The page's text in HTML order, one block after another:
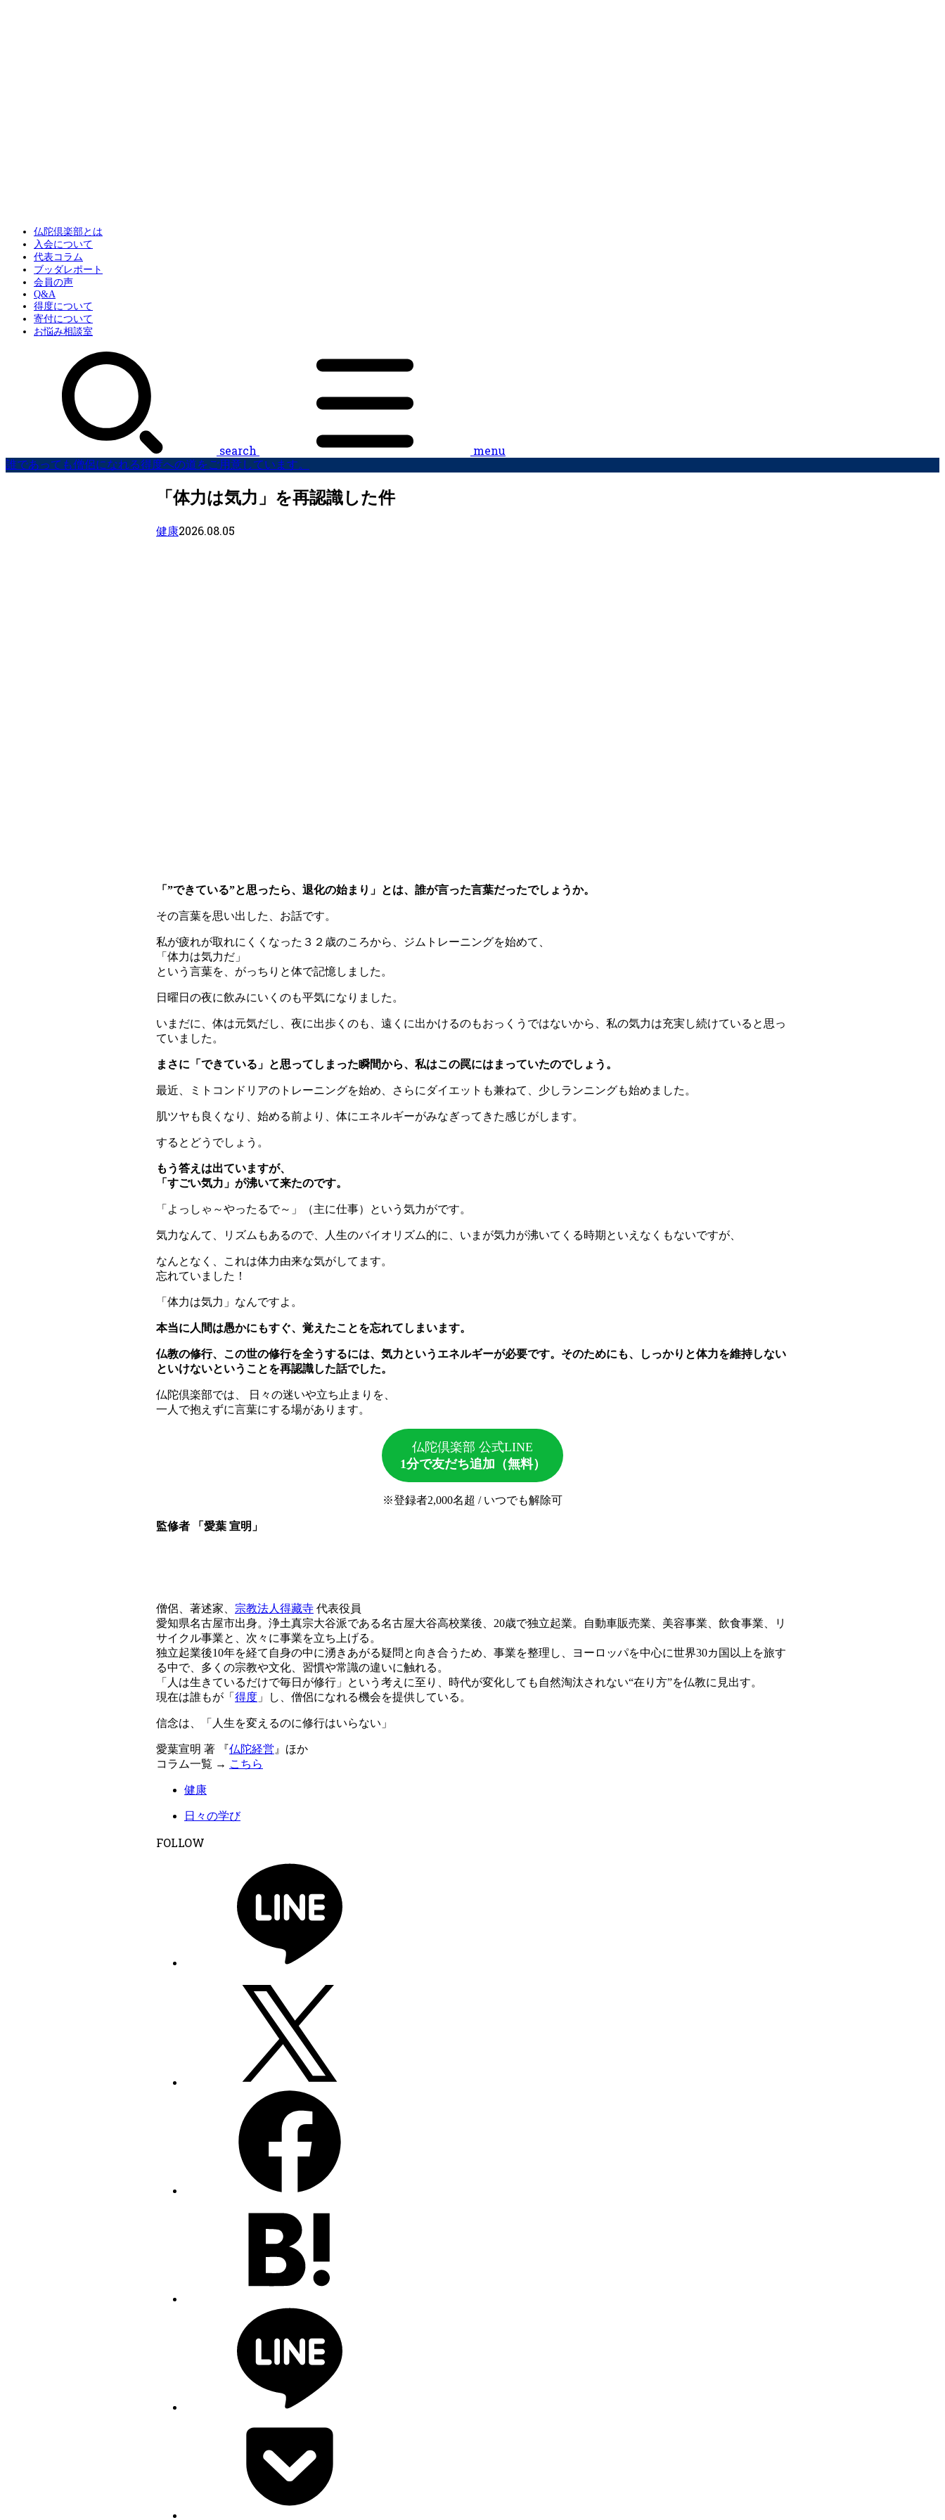
仏陀倶楽部とは
入会について
代表コラム
ブッダレポート
会員の声
Q&A
得度について
寄付について
お悩み相談室
search menu
誰であっても僧侶になれる得度への道をご用意しています。
「体力は気力」を再認識した件
健康2026.08.05
「”できている”と思ったら、退化の始まり」とは、誰が言った言葉だったでしょうか。
その言葉を思い出した、お話です。
私が疲れが取れにくくなった３２歳のころから、ジムトレーニングを始めて、
「体力は気力だ」
という言葉を、がっちりと体で記憶しました。
日曜日の夜に飲みにいくのも平気になりました。
いまだに、体は元気だし、夜に出歩くのも、遠くに出かけるのもおっくうではないから、私の気力は充実し続けていると思っ
ていました。
まさに「できている」と思ってしまった瞬間から、私はこの罠にはまっていたのでしょう。
最近、ミトコンドリアのトレーニングを始め、さらにダイエットも兼ねて、少しランニングも始めました。
肌ツヤも良くなり、始める前より、体にエネルギーがみなぎってきた感じがします。
するとどうでしょう。
もう答えは出ていますが、
「すごい気力」が沸いて来たのです。
「よっしゃ～やったるで～」（主に仕事）という気力がです。
気力なんて、リズムもあるので、人生のバイオリズム的に、いまが気力が沸いてくる時期といえなくもないですが、
なんとなく、これは体力由来な気がしてます。
忘れていました！
「体力は気力」なんですよ。
本当に人間は愚かにもすぐ、覚えたことを忘れてしまいます。
仏教の修行、この世の修行を全うするには、気力というエネルギーが必要です。そのためにも、しっかりと体力を維持しない
といけないということを再認識した話でした。
仏陀倶楽部では、 日々の迷いや立ち止まりを、
一人で抱えずに言葉にする場があります。
仏陀倶楽部 公式LINE
1分で友だち追加（無料）
※登録者2,000名超 / いつでも解除可
監修者 「愛葉 宣明」
僧侶、著述家、 宗教法人得藏寺 代表役員
愛知県名古屋市出身。浄土真宗大谷派である名古屋大谷高校業後、20歳で独立起業。自動車販売業、美容事業、飲食事業、リ
サイクル事業と、次々に事業を立ち上げる。
独立起業後10年を経て自身の中に湧きあがる疑問と向き合うため、事業を整理し、ヨーロッパを中心に世界30カ国以上を旅す
る中で、多くの宗教や文化、習慣や常識の違いに触れる。
「人は生きているだけで毎日が修行」という考えに至り、時代が変化しても自然淘汰されない“在り方”を仏教に見出す。
現在は誰もが「 得度 」し、僧侶になれる機会を提供している。
信念は、「人生を変えるのに修行はいらない」
愛葉宣明 著 『仏陀経営 』ほか
コラム一覧 → こちら
健康
日々の学び
FOLLOW